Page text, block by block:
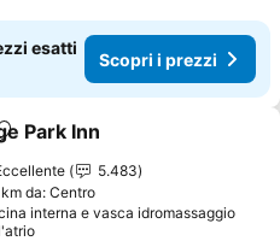
esatti
Scopri i prezzi
ai preferiti
Park Inn
5.483
da: Centro
interna e vasca idromassaggio